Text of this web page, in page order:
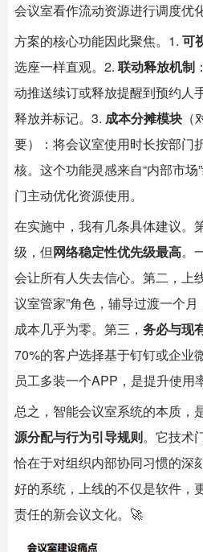
会议室看作流动资源进行调度优
方案的核心功能因此聚焦。1. 可
选座一样直观。2. 联动释放机制
动推送续订或释放提醒到预约人
释放并标记。3. 成本分摊模块
要）：将会议室使用时长按部门
核。这个功能灵感来自“内部市
门主动优化资源使用。
在实施中，我有几条具体建议。
级，但网络稳定性优先级最高。
会让所有人失去信心。第二，上
议室管家”角色，辅导过渡一个
成本几乎为零。第三， 务必与现
70%的客户选择基于钉钉或企业
员工多装一个APP，是提升使用
总之， 智能会议室系统的本质，
源分配与行为引导规则。它技术
恰在于对组织内部协同习惯的深
好的系统，上线的不仅是软件，
责任的新会议文化。🚀